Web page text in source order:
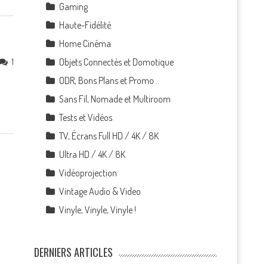
1
Gaming
Haute-Fidélité
Home Cinéma
Objets Connectés et Domotique
ODR, Bons Plans et Promo…
Sans Fil, Nomade et Multiroom
Tests et Vidéos
TV, Écrans Full HD / 4K / 8K
Ultra HD / 4K / 8K
Vidéoprojection
Vintage Audio & Video
Vinyle, Vinyle, Vinyle !
DERNIERS ARTICLES